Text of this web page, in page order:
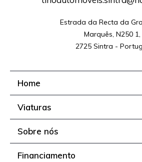
Estrada da Recta da
Marquês, N250 1,
2725 Sintra -
Home
Viaturas
Sobre nós
Financiamento